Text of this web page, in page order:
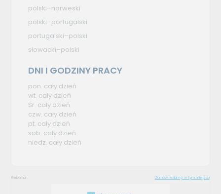
polski–norweski
polski–portugalski
portugalski–polski
słowacki–polski
DNI I GODZINY PRACY
pon. cały dzień
wt. cały dzień
Śr. cały dzień
czw. cały dzień
pt. cały dzień
sob. cały dzień
niedz. cały dzień
Reklama Zamów reklamę w tym miejscu